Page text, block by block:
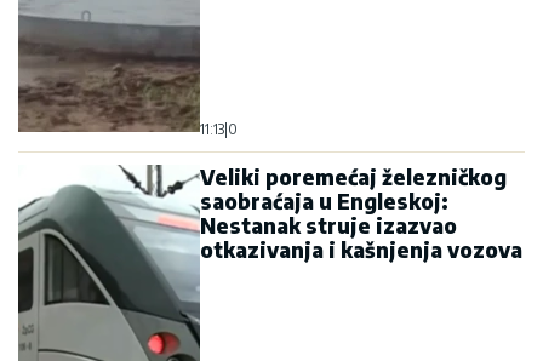
11:13|0
Veliki poremećaj železničkog
saobraćaja u Engleskoj:
Nestanak struje izazvao
otkazivanja i kašnjenja vozova